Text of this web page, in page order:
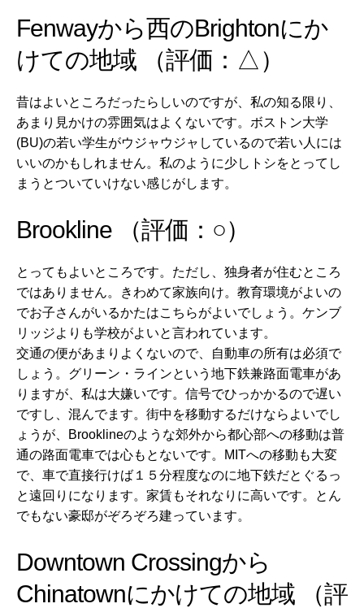
Fenwayから西のBrightonにか
けての地域 （評価：△）
昔はよいところだったらしいのですが、私の知る限り、
あまり見かけの雰囲気はよくないです。ボストン大学
(BU)の若い学生がウジャウジャしているので若い人には
いいのかもしれません。私のように少しトシをとってし
まうとついていけない感じがします。
Brookline （評価：○）
とってもよいところです。ただし、独身者が住むところ
ではありません。きわめて家族向け。教育環境がよいの
でお子さんがいるかたはこちらがよいでしょう。ケンブ
リッジよりも学校がよいと言われています。
交通の便があまりよくないので、自動車の所有は必須で
しょう。 グリーン・ラインという地下鉄兼路面電車があ
りますが、私は大嫌いです。信号でひっかかるので遅い
ですし、混んでます。街中を移動するだけならよいでし
ょうが、Brooklineのような郊外から都心部への移動は普
通の路面電車では心もとないです。MITへの移動も大変
で、車で直接行けば１５分程度なのに地下鉄だとぐるっ
と遠回りになります。家賃もそれなりに高いです。とん
でもない豪邸がぞろぞろ建っています。
Downtown Crossingから
Chinatownにかけての地域 （評